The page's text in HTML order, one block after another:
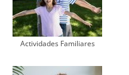
Actividades Familiares